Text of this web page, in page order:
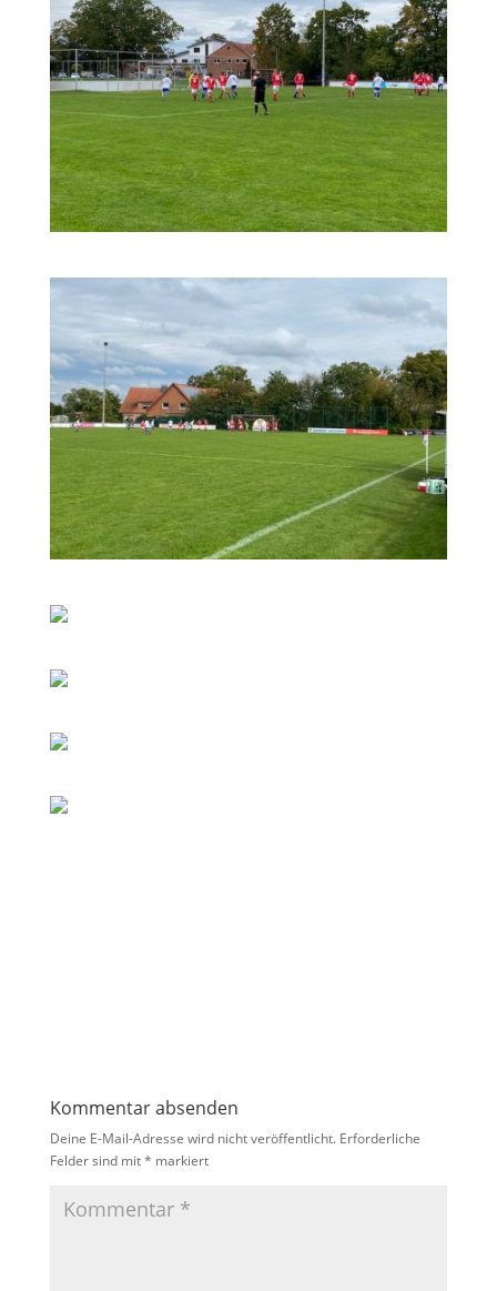
Kommentar absenden
Deine E-Mail-Adresse wird nicht veröffentlicht. Erforderliche
Felder sind mit* markiert